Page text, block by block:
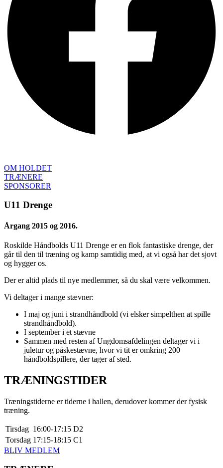
OM HOLDET
TRÆNERE
SPONSORER
U11 Drenge
Årgang 2015 og 2016.
Roskilde Håndbolds U11 Drenge er en flok fantastiske drenge, der
går til den til træning og kamp samtidig med, at vi også har det sjovt
og hygger os.
Der er altid plads til nye medlemmer, så du skal være velkommen.
Vi deltager i mange stævner:
I maj og juni i strandhåndbold (vi elsker simpelthen at spille
strandhåndbold).
I september i et stævne
Sammen med resten af Ungdomsafdelingen deltager vi i
juletur og påskestævne, hvor vi tit er omkring 200
håndboldspillere, der tager af sted.
TRÆNINGSTIDER
Træningstiderne er tiderne i hallen, derudover kommer der fysisk
træning.
Tirsdag 16:00-17:15 D2
Torsdag 17:15-18:15 C1
BLIV MEDLEM